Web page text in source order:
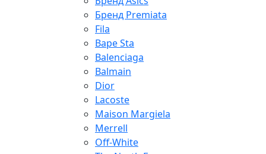
Бренд Premiata
Fila
Bape Sta
Balenciaga
Balmain
Dior
Lacoste
Maison Margiela
Merrell
Off-White